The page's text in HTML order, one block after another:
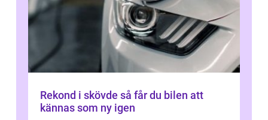
Rekond i skövde så får du bilen att
kännas som ny igen